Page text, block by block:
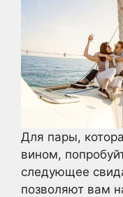
Для пары,
вином,
следующее
позволяют вам